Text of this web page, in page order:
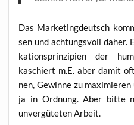
Das Mar­ke­ting­deutsch
sen und ach­tungs­voll daher.
ka­ti­ons­prin­zi­pi­en der
kaschiert m.E. aber damit
nen, Gewin­ne zu
ja in Ord­nung. Aber bit­te
unver­gü­te­ten Arbeit.